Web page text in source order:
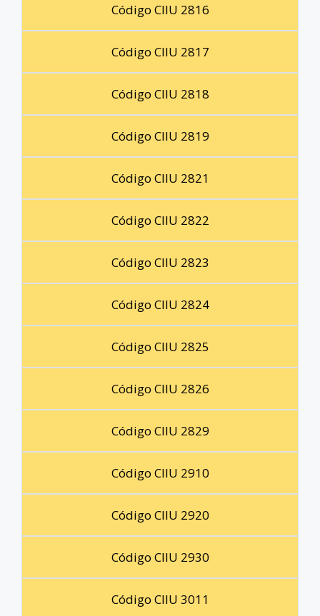
Código CIIU 2816
Código CIIU 2817
Código CIIU 2818
Código CIIU 2819
Código CIIU 2821
Código CIIU 2822
Código CIIU 2823
Código CIIU 2824
Código CIIU 2825
Código CIIU 2826
Código CIIU 2829
Código CIIU 2910
Código CIIU 2920
Código CIIU 2930
Código CIIU 3011